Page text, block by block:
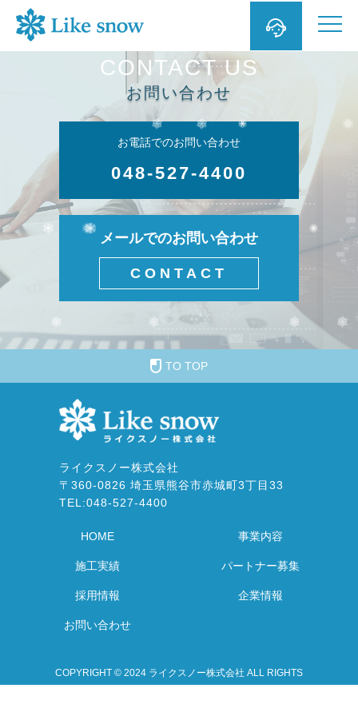

CONTACT US
お問い合わせ
お電話でのお問い合わせ
048-527-4400
メールでのお問い合わせ
CONTACT
TO TOP
ライクスノー株式会社
〒360-0826 埼玉県熊谷市赤城町3丁目33
TEL:048-527-4400
HOME 事業内容
施工実績 パートナー募集
採用情報 企業情報
お問い合わせ
COPYRIGHT © 2024 ライクスノー株式会社 ALL RIGHTS